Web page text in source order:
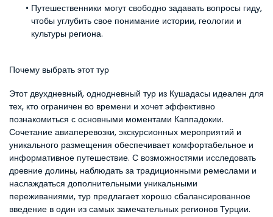
Путешественники могут свободно задавать вопросы гиду,
чтобы углубить свое понимание истории, геологии и
культуры региона.
Почему выбрать этот тур
Этот двухдневный, однодневный тур из Кушадасы идеален для
тех, кто ограничен во времени и хочет эффективно
познакомиться с основными моментами Каппадокии.
Сочетание авиаперевозки, экскурсионных мероприятий и
уникального размещения обеспечивает комфортабельное и
информативное путешествие. С возможностями исследовать
древние долины, наблюдать за традиционными ремеслами и
наслаждаться дополнительными уникальными
переживаниями, тур предлагает хорошо сбалансированное
введение в один из самых замечательных регионов Турции.